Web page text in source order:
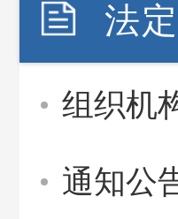
法
组织机
通知公